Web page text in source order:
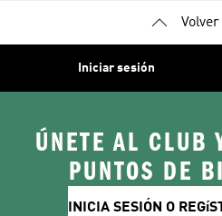
Iniciar sesión
ÚNETE AL CLUB
PUNTOS DE
INICIA SESIÓN O